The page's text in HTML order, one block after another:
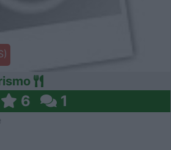
6 1